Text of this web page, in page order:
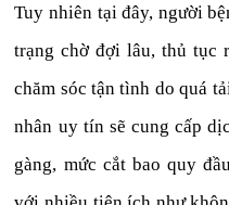
Tuy nhiên tại đây, người
trạng chờ đợi lâu, thủ tục
chăm sóc tận tình do quá
nhân uy tín sẽ cung cấp
gàng, mức cắt bao quy